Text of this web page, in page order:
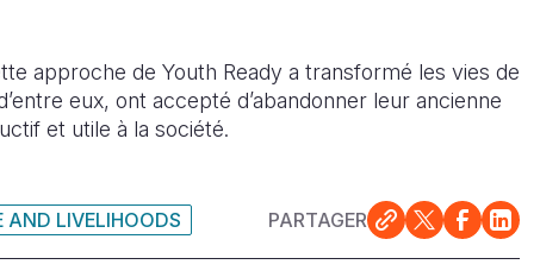
approche de Youth Ready a transformé les vies de
eux, ont accepté d’abandonner leur ancienne
et utile à la société.
AND LIVELIHOODS PARTAGER